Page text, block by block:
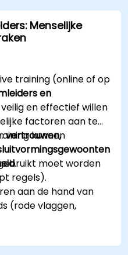
Menselijke
training (online of op
en
veilig en effectief willen
factoren aan te
vertrouwen,
.
kunnen
moet worden
regels).
aan de hand van
(rode vlaggen,
escalatiedrempels